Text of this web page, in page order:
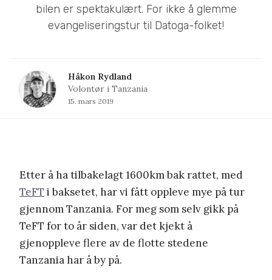
bilen er spektakulært. For ikke å glemme
evangeliseringstur til Datoga-folket!
Håkon Rydland
Volontør i Tanzania
15. mars 2019
Etter å ha tilbakelagt 1600km bak rattet, med
TeFT i baksetet, har vi fått oppleve mye på tur
gjennom Tanzania. For meg som selv gikk på
TeFT for to år siden, var det kjekt å
gjenoppleve flere av de flotte stedene
Tanzania har å by på.